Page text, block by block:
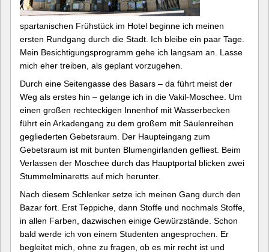
spartanischen Frühstück im Hotel beginne ich meinen
ersten Rundgang durch die Stadt. Ich bleibe ein paar Tage.
Mein Besichtigungsprogramm gehe ich langsam an. Lasse
mich eher treiben, als geplant vorzugehen.
Durch eine Seitengasse des Basars – da führt meist der
Weg als erstes hin – gelange ich in die Vakil-Moschee. Um
einen großen rechteckigen Innenhof mit Wasserbecken
führt ein Arkadengang zu dem großem mit Säulenreihen
gegliederten Gebetsraum. Der Haupteingang zum
Gebetsraum ist mit bunten Blumengirlanden gefliest. Beim
Verlassen der Moschee durch das Hauptportal blicken zwei
Stummelminaretts auf mich herunter.
Nach diesem Schlenker setze ich meinen Gang durch den
Bazar fort. Erst Teppiche, dann Stoffe und nochmals Stoffe,
in allen Farben, dazwischen einige Gewürzstände. Schon
bald werde ich von einem Studenten angesprochen. Er
begleitet mich, ohne zu fragen, ob es mir recht ist und